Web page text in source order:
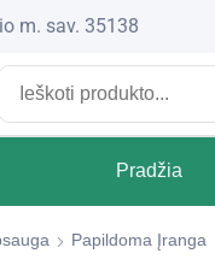
m. sav. 35138
Pradžia
Papildoma Įranga